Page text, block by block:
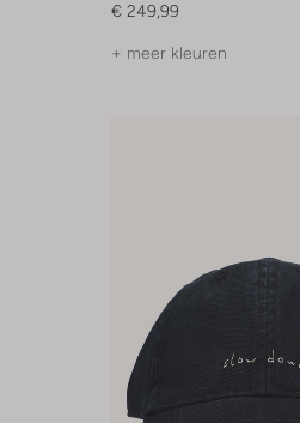
€ 249,99
+ meer kleuren